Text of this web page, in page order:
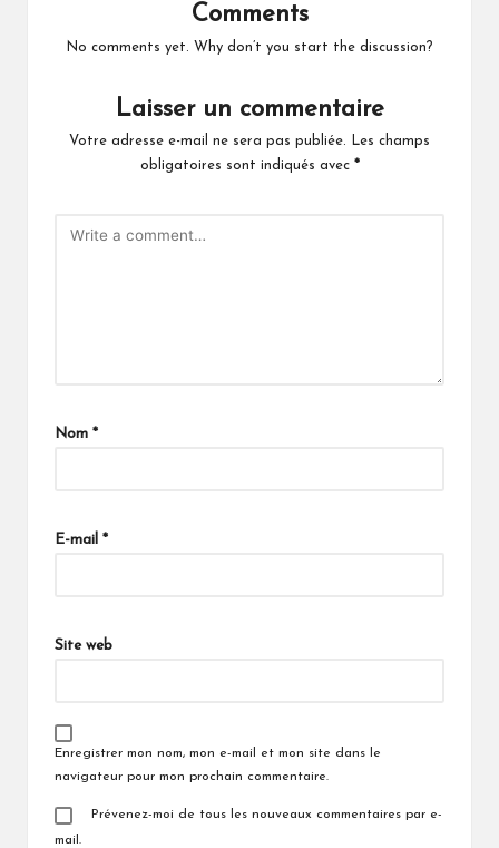
Comments
No comments yet. Why don’t you start the discussion?
Laisser un commentaire
Votre adresse e-mail ne sera pas publiée.
Les champs
obligatoires sont indiqués avec *
Nom *
E-mail *
Site web
Enregistrer mon nom, mon e-mail et mon site dans le
navigateur pour mon prochain commentaire.
Prévenez-moi de tous les nouveaux commentaires par e-
mail.